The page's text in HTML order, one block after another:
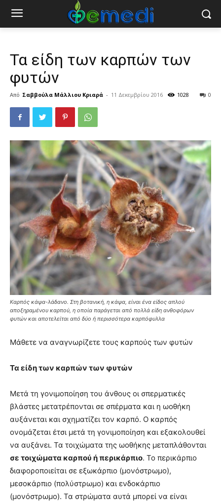
Τα είδη των καρπών των
φυτών
Από Σαββούλα Μάλλιου Κριαρά - 11 Δεκεμβρίου 2016 0
1028
Καρπός κάψα-λάδανο. Στη βοτανική, η κάψα, είναι ένα είδος απλού
αποξηραμένου καρπού, η οποία παράγεται από πολλά είδη ανθοφόρων
φυτών και αποτελείται από δύο ή περισσότερα καρπόφυλλα
Μάθετε να αναγνωρίζετε τους καρπούς των φυτών
Τα είδη των καρπών των φυτών
Μετά τη γονιμοποίηση του άνθους οι σπερματικές
βλάστες μετατρέπονται σε σπέρματα και η ωοθήκη
αυξάνεται και σχηματίζει τον καρπό. Ο καρπός
ονομάζεται έτσι μετά τη γονιμοποίηση και εξακολουθεί
να αυξάνει. Τα τοιχώματα της ωοθήκης μεταπλάθονται
σε τοιχώματα καρπού ή περικάρπιο. Το περικάρπιο
διαφοροποιείται σε εξωκάρπιο (μονόστρωμο),
μεσοκάρπιο (πολύστρωμο) και ενδοκάρπιο
(μονόστρωμο). Τα στρώματα αυτά μπορεί να είναι